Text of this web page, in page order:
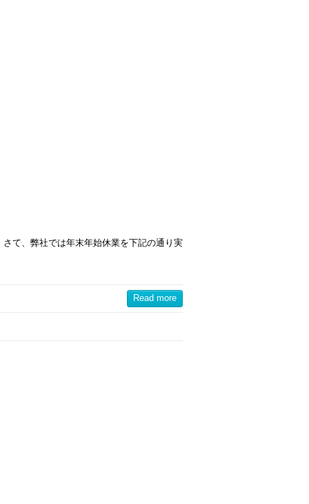
て、弊社では年末年始休業を下記の通り実
Read more